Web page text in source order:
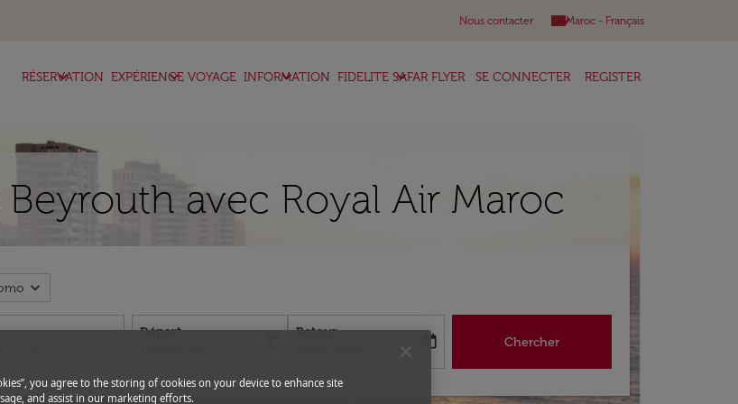
Nous contacter Maroc - Français
keyboard_arrow_down
RÉSERVATION
keyboard_arrow_down EXPÉRIENCE VOYAGE
keyboard_arrow_down INFORMATION
keyboard_arrow_down FIDELITE SAFAR FLYER
keyboard_arrow_down SE CONNECTER REGISTER
avec Royal Air Maroc
expand_more
Départ
Retour
fc-booking-return-date-aria-label
today Chercher
you agree to the storing of cookies on your device to enhance site
and assist in our marketing efforts.